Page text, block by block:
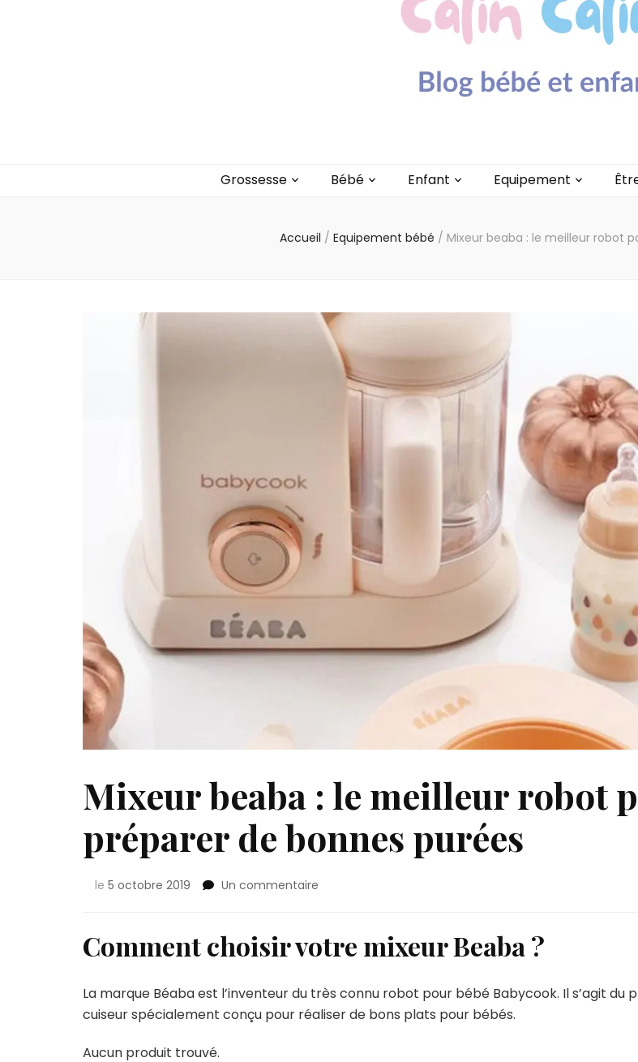
Grossesse Bébé Enfant Equipement
Accueil / Equipement bébé / Mixeur beaba : le meilleur robot
Mixeur beaba : le meilleur robot
préparer de bonnes purées
le 5 octobre 2019 Un commentaire
le
robot
préparer
Comment choisir votre mixeur Beaba ?
La marque Béaba est l’inventeur du très connu robot pour bébé Babycook. Il s’agit du
cuiseur spécialement conçu pour réaliser de bons plats pour bébés.
Aucun produit trouvé.